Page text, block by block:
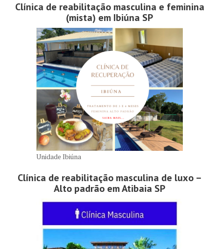
Clínica de reabilitação masculina e feminina
(mista) em Ibiúna SP
Unidade Ibiúna
Clínica de reabilitação masculina de luxo –
Alto padrão em Atibaia SP